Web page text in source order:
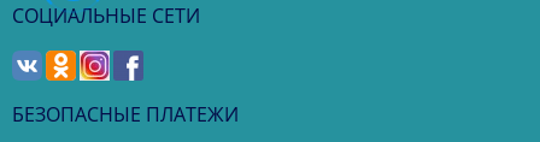
СОЦИАЛЬНЫЕ СЕТИ
БЕЗОПАСНЫЕ ПЛАТЕЖИ